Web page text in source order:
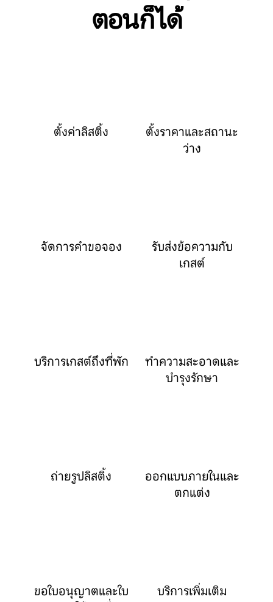
ตอนก็ได้
ตั้งค่าลิสติ้ง
ตั้งราคาและสถานะ
ว่าง
จัดการคำขอจอง
รับส่งข้อความกับ
เกสต์
บริการเกสต์ถึงที่พัก
ทำความสะอาดและ
บำรุงรักษา
ถ่ายรูปลิสติ้ง
ออกแบบภายในและ
ตกแต่ง
ขอใบอนุญาตและใบ
บริการเพิ่มเติม